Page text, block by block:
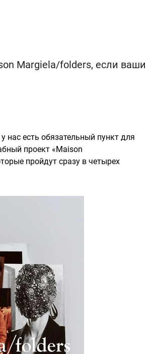
Margiela/folders, если ваши
есть обязательный пункт для
проект «Maison
пройдут сразу в четырех